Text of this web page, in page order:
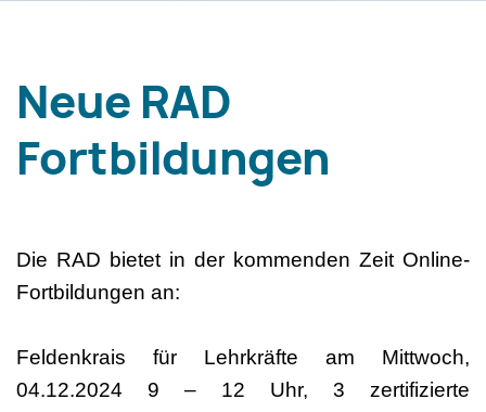
Neue RAD
Fortbildungen
Die RAD bietet in der kommenden Zeit Online-
Fortbildungen an:
Feldenkrais für Lehrkräfte am Mittwoch,
04.12.2024 9 – 12 Uhr, 3 zertifizierte